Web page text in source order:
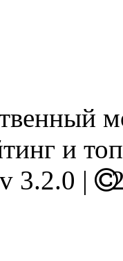
и
v 3.2.0 |